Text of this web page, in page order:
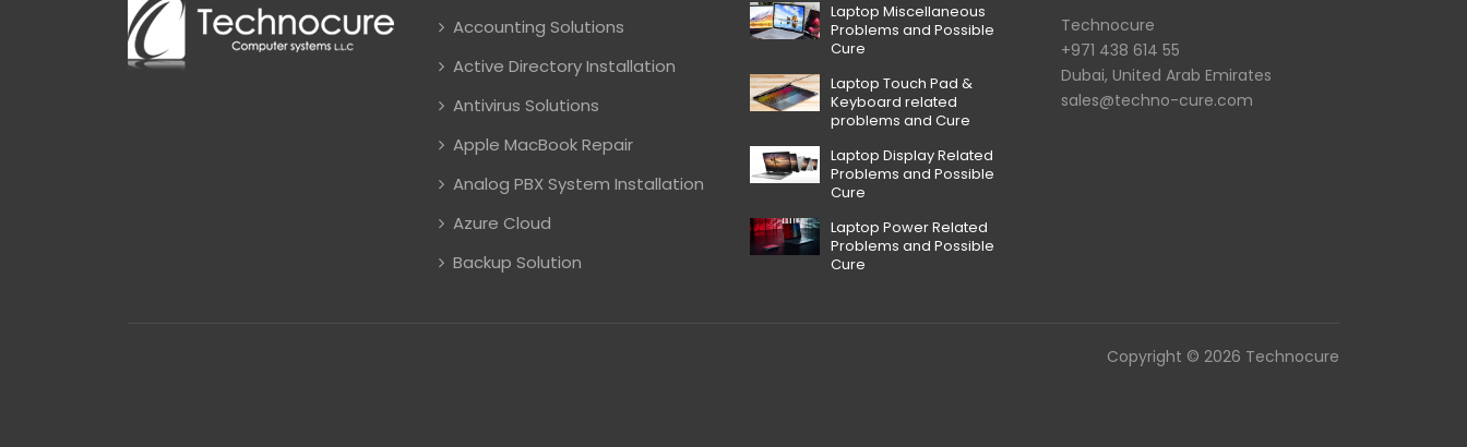
Accounting Solutions
Active Directory Installation
Antivirus Solutions
Apple MacBook Repair
Analog PBX System Installation
Azure Cloud
Backup Solution
Laptop Miscellaneous
Problems and Possible
Cure
Laptop Touch Pad &
Keyboard related
problems and Cure
Laptop Display Related
Problems and Possible
Cure
Laptop Power Related
Problems and Possible
Cure
Technocure
+971 438 614 55
Dubai, United Arab Emirates
sales@techno-cure.com
Copyright © 2026 Technocure